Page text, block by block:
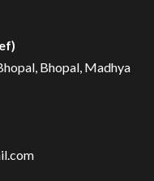
Bhopal, Madhya